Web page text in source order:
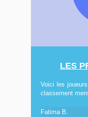
LES
Voici les
classement
Fatima B.